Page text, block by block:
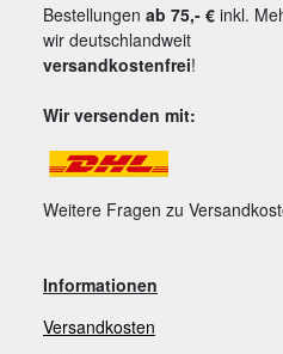
Bestellungen ab 75,- € inkl.
wir deutschlandweit
versandkostenfrei!
Wir versenden mit:
Weitere Fragen zu
Informationen
Versandkosten